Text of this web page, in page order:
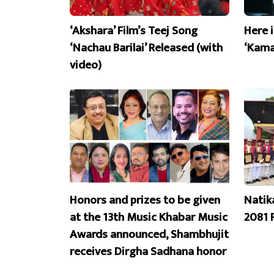
‘Akshara’ Film’s Teej Song
‘Nachau Barilai’ Released (with
video)
Here
Honors and prizes to be given
at the 13th Music Khabar Music
Awards announced, Shambhujit
receives Dirgha Sadhana honor
2081